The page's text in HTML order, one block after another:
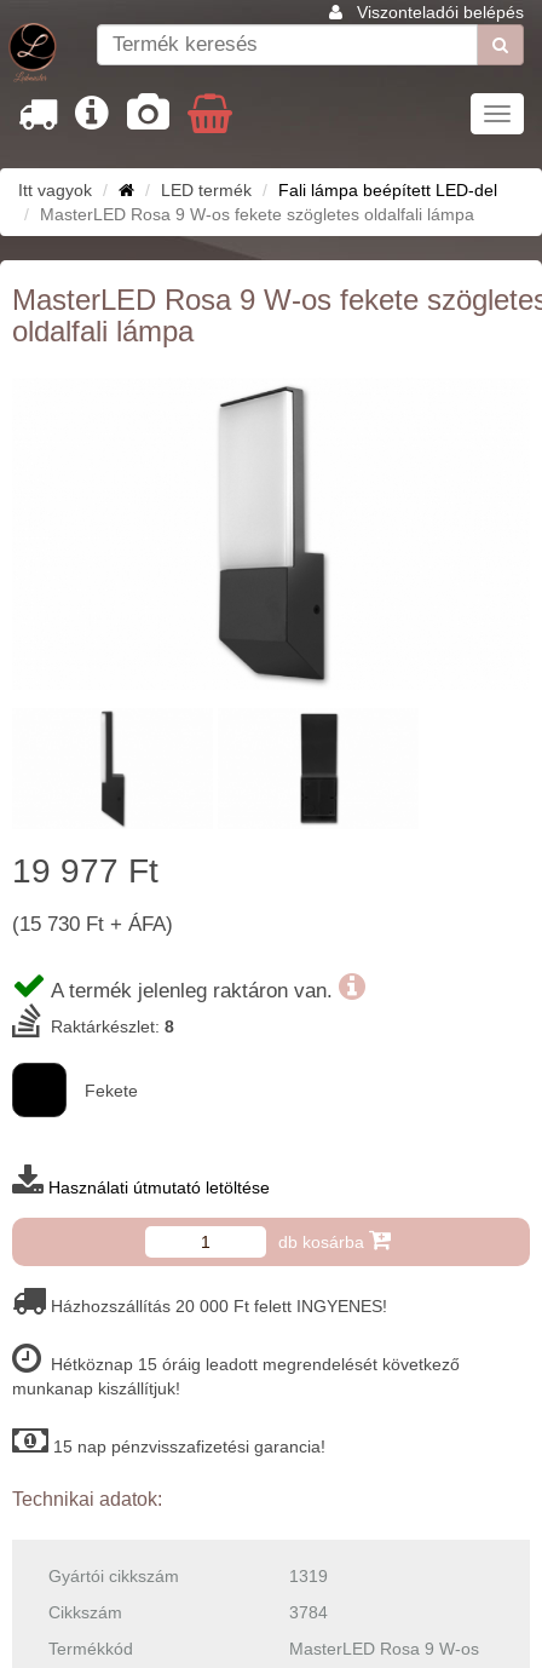
Viszonteladói belépés
Itt vagyok LED termék
Fali lámpa beépített LED-del
MasterLED Rosa 9 W-os fekete szögletes oldalfali lámpa
MasterLED Rosa 9 W-os fekete
oldalfali lámpa
19 977 Ft
(15 730 Ft + ÁFA)
A termék jelenleg raktáron van.
Raktárkészlet: 8
Fekete
Használati útmutató letöltése
db kosárba
Házhozszállítás 20 000 Ft felett INGYENES!
Hétköznap 15 óráig leadott megrendelését következő
munkanap kiszállítjuk!
15 nap pénzvisszafizetési garancia!
Technikai adatok:
Gyártói cikkszám
1319
Cikkszám
3784
Termékkód
MasterLED Rosa 9 W-os